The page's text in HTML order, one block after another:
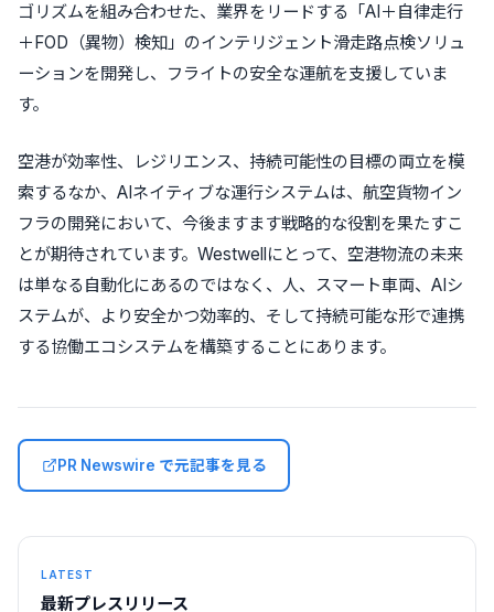
ゴリズムを組み合わせた、業界をリードする「AI＋自律走行
＋FOD（異物）検知」のインテリジェント滑走路点検ソリュ
ーションを開発し、フライトの安全な運航を支援していま
す。
空港が効率性、レジリエンス、持続可能性の目標の両立を模
索するなか、AIネイティブな運行システムは、航空貨物イン
フラの開発において、今後ますます戦略的な役割を果たすこ
とが期待されています。Westwellにとって、空港物流の未来
は単なる自動化にあるのではなく、人、スマート車両、AIシ
ステムが、より安全かつ効率的、そして持続可能な形で連携
する協働エコシステムを構築することにあります。
PR Newswire で元記事を見る
LATEST
最新プレスリリース